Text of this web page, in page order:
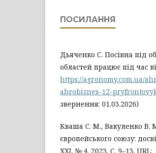
ПОСИЛАННЯ
Дьяченко С. Посівна під
областей працює під час
https://agronomy.com.ua/
ahrobiznes-12-
звернення: 01.03.2026)
Кваша С. М., Вакуленко В.
європейського союзу:
ХХІ. № 4. 2023. С. 9–13. URL: